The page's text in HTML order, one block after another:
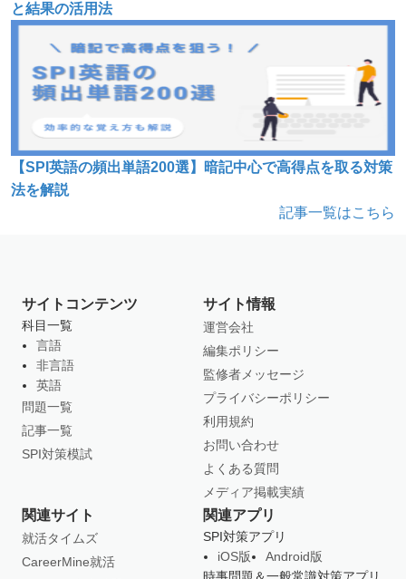
と結果の活用法
【SPI英語の頻出単語200選】暗記中心で高得点を取る対策
法を解説
記事一覧はこちら
サイトコンテンツ
科目一覧
言語
非言語
英語
問題一覧
記事一覧
SPI対策模試
サイト情報
運営会社
編集ポリシー
監修者メッセージ
プライバシーポリシー
利用規約
お問い合わせ
よくある質問
メディア掲載実績
関連サイト
就活タイムズ
CareerMine就活
関連アプリ
SPI対策アプリ
iOS版
Android版